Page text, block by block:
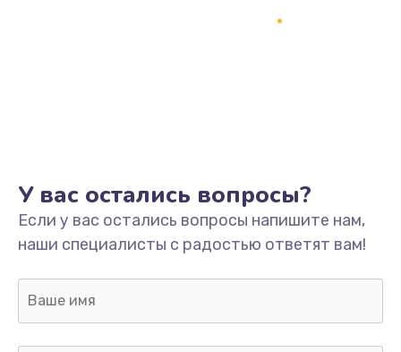
У вас остались вопросы?
Если у вас остались вопросы напишите нам,
наши специалисты с радостью ответят вам!